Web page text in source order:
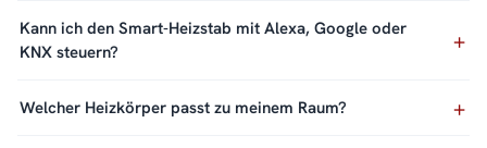
Kann ich den Smart-Heizstab mit Alexa, Google oder
KNX steuern?
Welcher Heizkörper passt zu meinem Raum?